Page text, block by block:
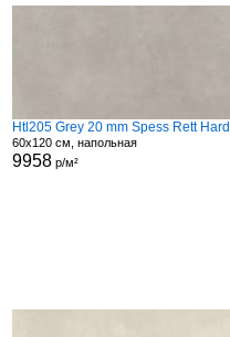
Htl205 Grey 20 mm Spess Rett Hard
60x120 см, напольная
9958р/м²